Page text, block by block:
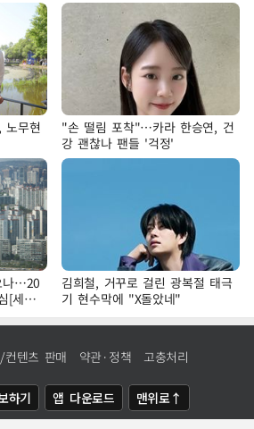
노무현
"손 떨림 포착"…카라 한승연, 건
강 괜찮나 팬들 '걱정'
나…20
[세제
김희철, 거꾸로 걸린 광복절 태극
기 현수막에 "X돌았네"
컨텐츠 판매 약관·정책 고충처리
하기 앱 다운로드 맨위로↑